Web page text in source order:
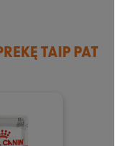
TAIP PAT